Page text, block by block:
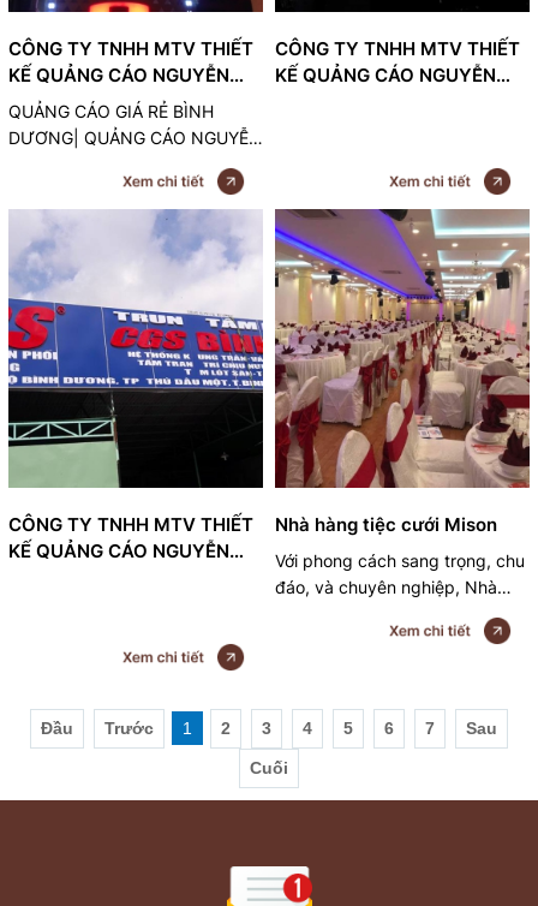
CÔNG TY TNHH MTV THIẾT
KẾ QUẢNG CÁO NGUYỄN
MINH
QUẢNG CÁO GIÁ RẺ BÌNH
DƯƠNG| QUẢNG CÁO NGUYỄN
MINH - 0843777792, chúng tôi
chuyên xây dựng lắp đặt biển
quảng cáo tại bình dương, dĩ
an, thuận an, tân uyên
CÔNG TY TNHH MTV THIẾT
KẾ QUẢNG CÁO NGUYỄN
CÔNG TY TNHH MTV THIẾT
KẾ QUẢNG CÁO NGUYỄN
Nhà hàng tiệc cưới Mison
Với phong cách sang trọng, chu
đáo, và chuyên nghiệp, Nhà
Hàng Tiệc Cưới Hội Nghị Misol
là nơi lý tưởng tổ chức TIỆC
nhận TỔ CHỨC VÀ NẤU TIỆC
TẠI NHÀ RIÊNG, CƠ QUAN,
Đầu Trước 1 2 3 4 5 6 7 Sau
Cuối